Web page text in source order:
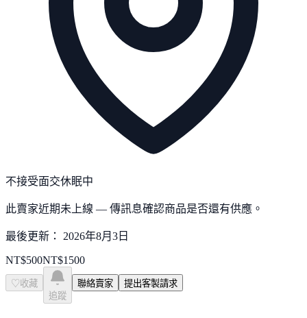
不接受面交休眠中
此賣家近期未上線 — 傳訊息確認商品是否還有供應。
最後更新： 2026年8月3日
NT$500NT$1500
♡ 收藏
追蹤
聯絡賣家 提出客製請求